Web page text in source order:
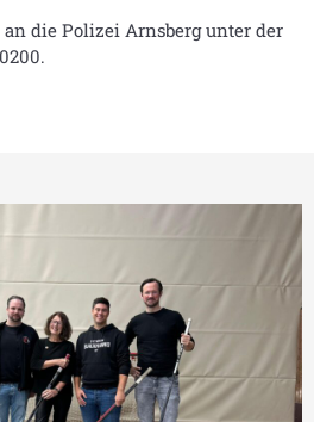
die Polizei Arnsberg unter der